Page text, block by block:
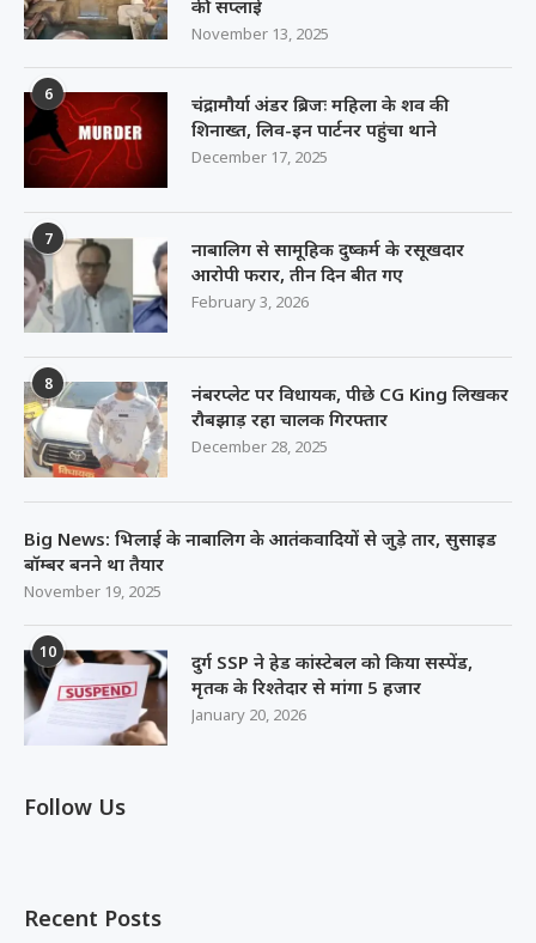
की सप्लाई
November 13, 2025
6
चंद्रामौर्या अंडर ब्रिजः महिला के शव की
शिनाख्त, लिव-इन पार्टनर पहुंचा थाने
December 17, 2025
7
नाबालिग से सामूहिक दुष्कर्म के रसूखदार
आरोपी फरार, तीन दिन बीत गए
February 3, 2026
8
नंबरप्लेट पर विधायक, पीछे CG King लिखकर
रौबझाड़ रहा चालक गिरफ्तार
December 28, 2025
Big News: भिलाई के नाबालिग के आतंकवादियों से जुड़े तार, सुसाइड
बॉम्बर बनने था तैयार
November 19, 2025
10
दुर्ग SSP ने हेड कांस्टेबल को किया सस्पेंड,
मृतक के रिश्तेदार से मांगा 5 हजार
January 20, 2026
Follow Us
Recent Posts